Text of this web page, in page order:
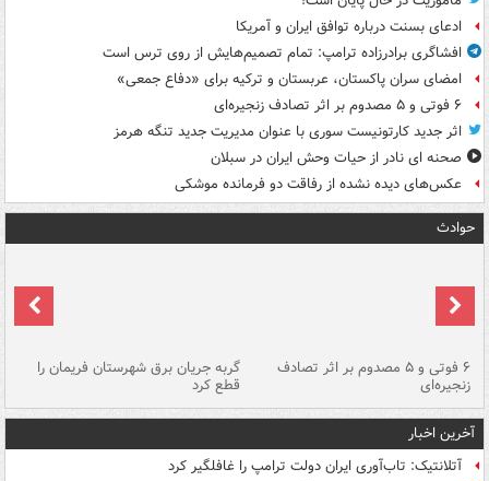
ادعای بسنت درباره توافق ایران و آمریکا
افشاگری برادرزاده ترامپ: تمام تصمیم‌هایش از روی ترس است
امضای سران پاکستان، عربستان و ترکیه برای «دفاع جمعی»
۶ فوتی و ۵ مصدوم بر اثر تصادف زنجیره‌ای
اثر جدید کارتونیست سوری با عنوان مدیریت جدید تنگه هرمز
صحنه ای نادر از حیات وحش ایران در سبلان
عکس‌های دیده نشده از رفاقت دو فرمانده‌ موشکی
حوادث
۶ فوتی و ۵ مصدوم بر اثر تصادف
زنجیره‌ای
گربه جریان برق شهرستان فریمان را
قطع کرد
آخرین اخبار
آتلانتیک: تاب‌آوری ایران دولت ترامپ را غافلگیر کرد